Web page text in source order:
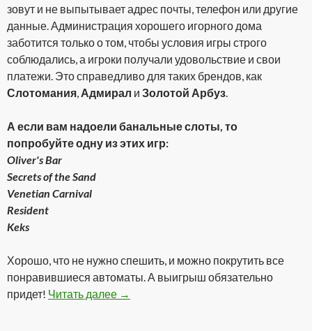
зовут и не выпытывает адрес почты, телефон или другие
данные. Администрация хорошего игорного дома
заботится только о том, чтобы условия игры строго
соблюдались, а игроки получали удовольствие и свои
платежи. Это справедливо для таких брендов, как
Слотомания, Адмирал и Золотой Арбуз.
А если вам надоели банальные слоты, то
попробуйте одну из этих игр:
Oliver's Bar
Secrets of the Sand
Venetian Carnival
Resident
Keks
Хорошо, что не нужно спешить, и можно покрутить все
понравившиеся автоматы. А выигрыш обязательно
придет! Читать далее Реальное казино онлайн!
→